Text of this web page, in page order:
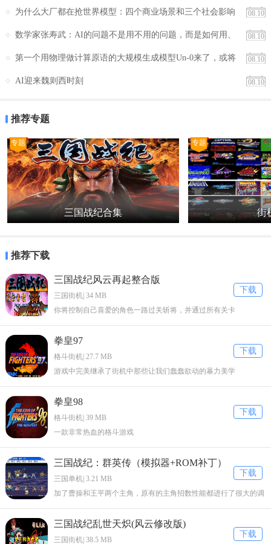
观展示个人心理侧写。
5、引导式问题设置：问题层层递进，从日常到应激反应引导，精准捕
08.10
为什么大厂都在抢世界模型：四个商业场景和三个社会影响
08.10
数学家张寿武：AI的问题不是用不用的问题，而是如何用、
08.10
第一个用物理做计算原语的大规模生成模型Un-0来了，或将
08.10
AI迎来魏则西时刻
推荐专题
专题
三国战纪合集
专题
街
推荐下载
下载
三国战纪风云再起整合版
三国街机| 34 MB
你将控制自己喜爱的角色一路过关斩将，并通过所有关卡
下载
拳皇97
格斗街机| 27.7 MB
游戏中完美继承了街机中那些让我们蠢蠢欲动的暴力美学
下载
拳皇98
格斗街机| 39 MB
一款非常热血的格斗游戏
下载
三国战纪：群英传（模拟器+ROM补丁）
三国单机| 3.21 MB
加了曹操和王平两个主角，原有的主角招数性能都进行了很大的调
下载
三国战纪乱世天炽(风云修改版)
三国街机| 38.5 MB